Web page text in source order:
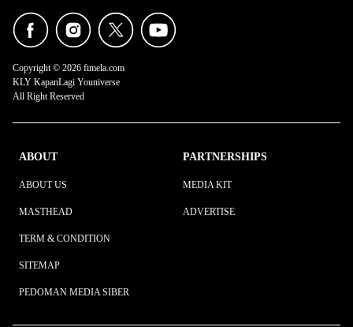
Copyright © 2026 fimela.com
KLY KapanLagi Youniverse
All Right Reserved
ABOUT
ABOUT US
MASTHEAD
TERM & CONDITION
SITEMAP
PEDOMAN MEDIA SIBER
PARTNERSHIPS
MEDIA KIT
ADVERTISE